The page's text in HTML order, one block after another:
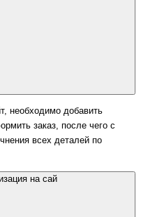
необходимо добавить
заказ, после чего с
всех деталей по
на сай